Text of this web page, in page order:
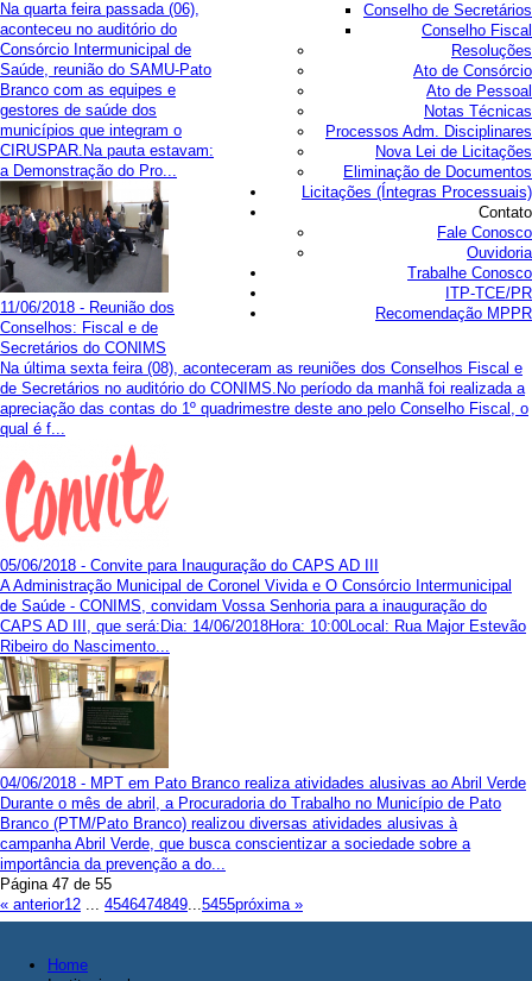
Conselho de Secretários
Conselho Fiscal
Resoluções
Ato de Consórcio
Ato de Pessoal
Notas Técnicas
Processos Adm. Disciplinares
Nova Lei de Licitações
Eliminação de Documentos
Licitações (Íntegras Processuais)
Contato
Fale Conosco
Ouvidoria
Trabalhe Conosco
ITP-TCE/PR
Recomendação MPPR
Na quarta feira passada (06),
aconteceu no auditório do
Consórcio Intermunicipal de
Saúde, reunião do SAMU-Pato
Branco com as equipes e
gestores de saúde dos
municípios que integram o
CIRUSPAR.Na pauta estavam:
a Demonstração do Pro...
11/06/2018 - Reunião dos
Conselhos: Fiscal e de
Secretários do CONIMS
Na última sexta feira (08), aconteceram as reuniões dos Conselhos Fiscal e
de Secretários no auditório do CONIMS.No período da manhã foi realizada a
apreciação das contas do 1º quadrimestre deste ano pelo Conselho Fiscal, o
qual é f...
05/06/2018 - Convite para Inauguração do CAPS AD III
A Administração Municipal de Coronel Vivida e O Consórcio Intermunicipal
de Saúde - CONIMS, convidam Vossa Senhoria para a inauguração do
CAPS AD III, que será:Dia: 14/06/2018Hora: 10:00Local: Rua Major Estevão
Ribeiro do Nascimento...
04/06/2018 - MPT em Pato Branco realiza atividades alusivas ao Abril Verde
Durante o mês de abril, a Procuradoria do Trabalho no Município de Pato
Branco (PTM/Pato Branco) realizou diversas atividades alusivas à
campanha Abril Verde, que busca conscientizar a sociedade sobre a
importância da prevenção a do...
Página 47 de 55
« anterior12 ... 4546474849...5455próxima »
Home